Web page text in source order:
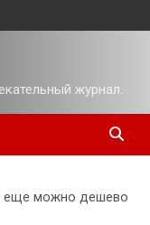
журнал.
еще можно дешево